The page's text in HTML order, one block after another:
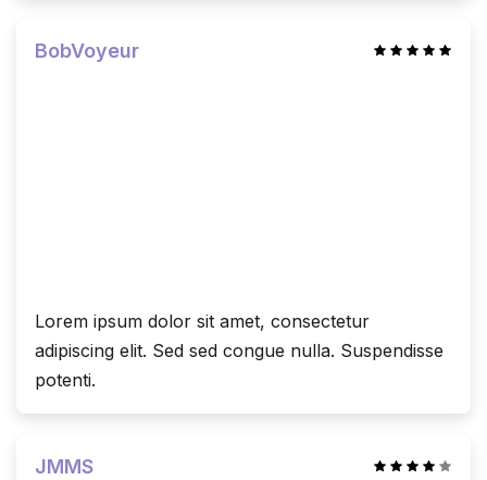
BobVoyeur
Lorem ipsum dolor sit amet, consectetur
adipiscing elit. Sed sed congue nulla. Suspendisse
potenti.
JMMS